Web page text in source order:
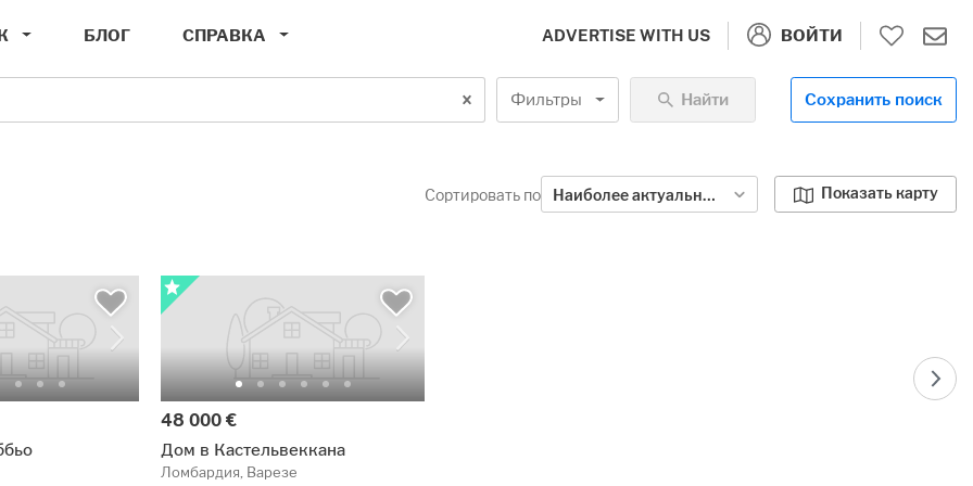
БЛОГ СПРАВКА ADVERTISE WITH US ВОЙТИ
Фильтры Найти Сохранить поиск
Сортировать по Наиболее актуальными Показать карту
48 000 €
Дом в Кастельвеккана
Ломбардия, Варезе